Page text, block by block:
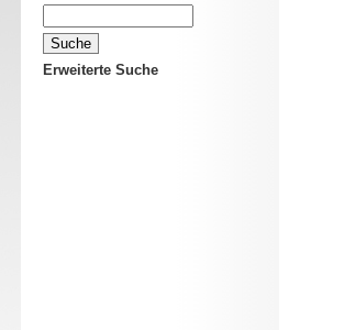
Erweiterte Suche